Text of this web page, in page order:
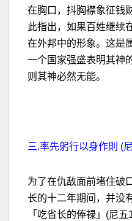
在胸口，抖胸襟象征钱
此指出，如果百姓继续
在外邦中的形象。这是
一个国家强盛表明其神
则其神必然无能。
三.率先躬行以身作則 (
为了在仇敌面前堵住破
长的十二年期间，并没
「吃省长的俸禄」(尼